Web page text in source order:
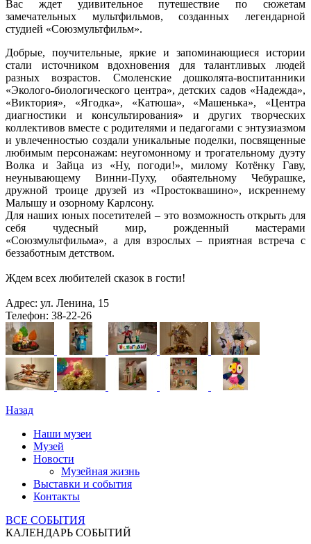
Вас ждет удивительное путешествие по сюжетам
замечательных мультфильмов, созданных легендарной
студией «Союзмультфильм».
Добрые, поучительные, яркие и запоминающиеся истории
стали источником вдохновения для талантливых людей
разных возрастов. Смоленские дошколята-воспитанники
«Эколого-биологического центра», детских садов «Надежда»,
«Виктория», «Ягодка», «Катюша», «Машенька», «Центра
диагностики и консультирования» и других творческих
коллективов вместе с родителями и педагогами с энтузиазмом
и увлеченностью создали уникальные поделки, посвященные
любимым персонажам: неугомонному и трогательному дуэту
Волка и Зайца из «Ну, погоди!», милому Котёнку Гаву,
неунывающему Винни-Пуху, обаятельному Чебурашке,
дружной троице друзей из «Простоквашино», искреннему
Малышу и озорному Карлсону.
Для наших юных посетителей – это возможность открыть для
себя чудесный мир, рожденный мастерами
«Союзмультфильма», а для взрослых – приятная встреча с
беззаботным детством.
Ждем всех любителей сказок в гости!
Адрес: ул. Ленина, 15
Телефон: 38-22-26
Назад
Наши музеи
Музей
Новости
Музейная жизнь
Выставки и события
Контакты
ВСЕ СОБЫТИЯ
КАЛЕНДАРЬ СОБЫТИЙ